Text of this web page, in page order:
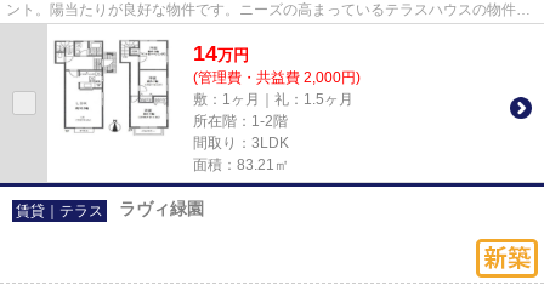
ント。陽当たりが良好な物件です。ニーズの高まっているテラスハウスの物件で
14万円
(管理費・共益費 2,000円)
敷：1ヶ月｜礼：1.5ヶ月
所在階：1-2階
間取り：3LDK
面積：83.21㎡
賃貸｜テラス ラヴィ緑園